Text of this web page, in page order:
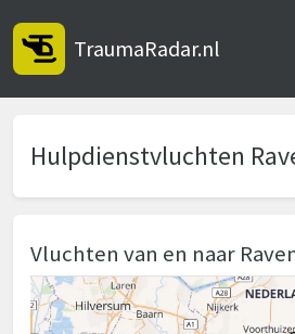
TraumaRadar.nl
Hulpdienstvluchten
Vluchten van en naar